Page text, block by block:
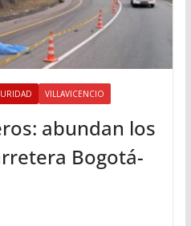
VILLAVICENCIO
abundan los
Bogotá-